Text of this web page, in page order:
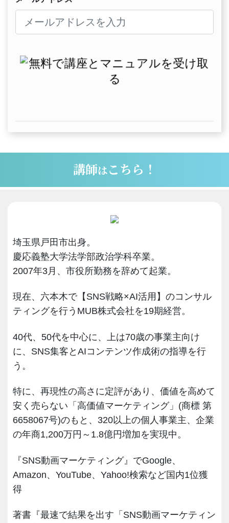
講師はこちら！
埼玉県戸田市出身。
慶応義塾大学法学部政治学科卒業。
2007年3月、市役所勤務を辞めて起業。
現在、六本木で【SNS戦略×AI活用】のコンサル
ティングを行うMUB株式会社を19期経営。
40代、50代を中心に、上は70歳の事業主向け
に、SNS集客とAIコンテンツ作成術の指導を行
う。
特に、再現性の高さに定評があり、価値を高めて
安く売らない「高価値マーケティング」(商標 第
6658067号)のもと、320以上の個人事業主、企業
の年商1,200万円～1.8億円増加を実現中。
『SNS動画マーケティング』でGoogle、
Amazon、YouTube、Yahoo!検索など国内1位獲
得
著書『最速で結果を出す「SNS動画マーケティン